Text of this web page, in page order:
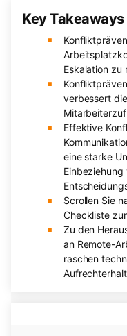
Key Takeaways
Eskalation zu
verbessert
Effektive
eine starke
Scrollen Sie
Checkliste
Zu den
an Remote-
raschen